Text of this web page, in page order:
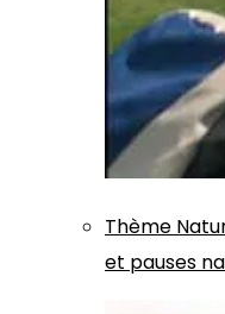
Thème
et pauses